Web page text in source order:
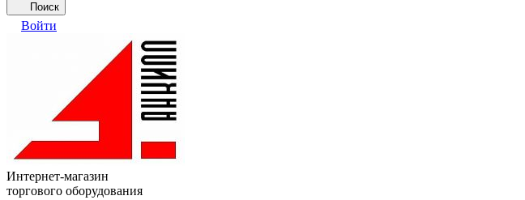
Поиск
Войти
Интернет-магазин
торгового оборудования